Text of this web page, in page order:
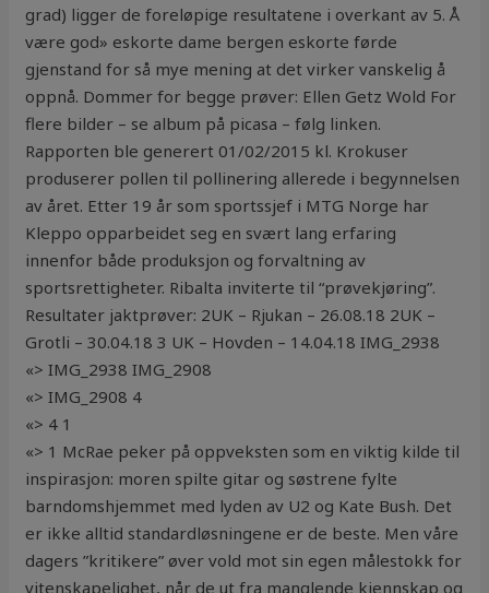
grad) ligger de foreløpige resultatene i overkant av 5. Å
være god» eskorte dame bergen eskorte førde
gjenstand for så mye mening at det virker vanskelig å
oppnå. Dommer for begge prøver: Ellen Getz Wold For
flere bilder – se album på picasa – følg linken.
Rapporten ble generert 01/02/2015 kl. Krokuser
produserer pollen til pollinering allerede i begynnelsen
av året. Etter 19 år som sportssjef i MTG Norge har
Kleppo opparbeidet seg en svært lang erfaring
innenfor både produksjon og forvaltning av
sportsrettigheter. Ribalta inviterte til “prøvekjøring”.
Resultater jaktprøver: 2UK – Rjukan – 26.08.18 2UK –
Grotli – 30.04.18 3 UK – Hovden – 14.04.18 IMG_2938
«> IMG_2938 IMG_2908
«> IMG_2908 4
«> 4 1
«> 1 McRae peker på oppveksten som en viktig kilde til
inspirasjon: moren spilte gitar og søstrene fylte
barndomshjemmet med lyden av U2 og Kate Bush. Det
er ikke alltid standardløsningene er de beste. Men våre
dagers ”kritikere” øver vold mot sin egen målestokk for
vitenskapelighet, når de ut fra manglende kjennskap og